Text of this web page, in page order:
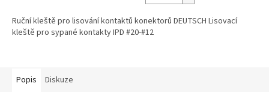
Ruční kleště pro lisování kontaktů konektorů DEUTSCH Lisovací
kleště pro sypané kontakty IPD #20-#12
Popis Diskuze